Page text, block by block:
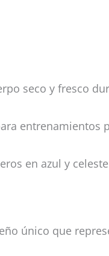
seco y fresco
entrenamientos
en azul y
único que